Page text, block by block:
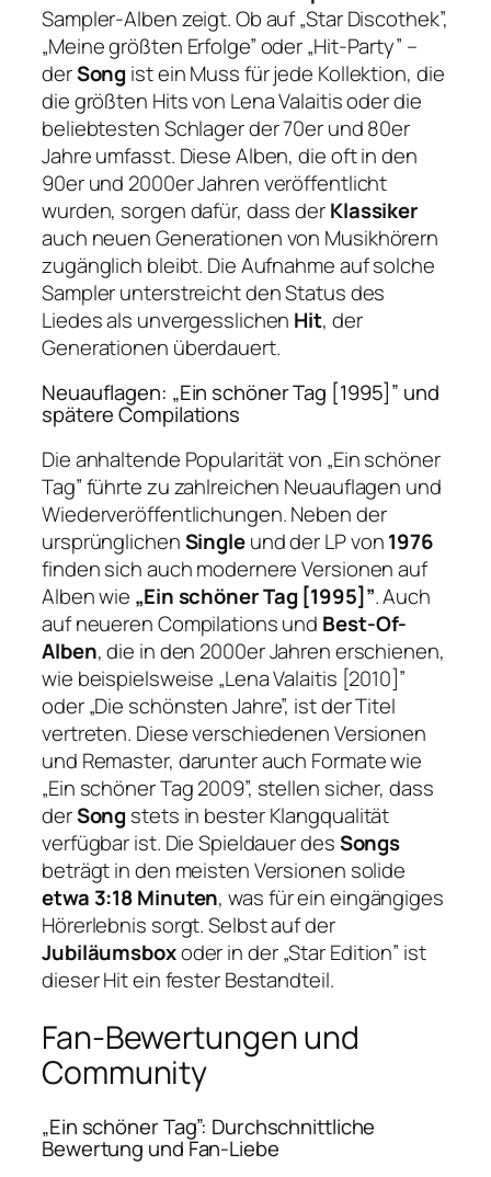
Sampler-Alben zeigt. Ob auf „Star Discothek”,
„Meine größten Erfolge” oder „Hit-Party” –
derSong ist ein Muss für jede Kollektion, die
die größten Hits von Lena Valaitis oder die
beliebtesten Schlager der 70er und 80er
Jahre umfasst. Diese Alben, die oft in den
90er und 2000er Jahren veröffentlicht
wurden, sorgen dafür, dass derKlassiker
auch neuen Generationen von Musikhörern
zugänglich bleibt. Die Aufnahme auf solche
Sampler unterstreicht den Status des
Liedes als unvergesslichen Hit, der
Generationen überdauert.
Neuauflagen: „Ein schöner Tag [1995]” und
spätere Compilations
Die anhaltende Popularität von „Ein schöner
Tag” führte zu zahlreichen Neuauflagen und
Wiederveröffentlichungen. Neben der
ursprünglichenSingleund der LP von1976
finden sich auch modernere Versionen auf
Alben wie „Ein schöner Tag [1995]”. Auch
auf neueren Compilations und Best-Of-
Alben, die in den 2000er Jahren erschienen,
wie beispielsweise „Lena Valaitis [2010]”
oder „Die schönsten Jahre”, ist der Titel
vertreten. Diese verschiedenen Versionen
und Remaster, darunter auch Formate wie
„Ein schöner Tag 2009”, stellen sicher, dass
derSong stets in bester Klangqualität
verfügbar ist. Die Spieldauer desSongs
beträgt in den meisten Versionen solide
etwa 3:18 Minuten, was für ein eingängiges
Hörerlebnis sorgt. Selbst auf der
Jubiläumsboxoder in der „Star Edition” ist
dieser Hit ein fester Bestandteil.
Fan-Bewertungen und
Community
„Ein schöner Tag”: Durchschnittliche
Bewertung und Fan-Liebe